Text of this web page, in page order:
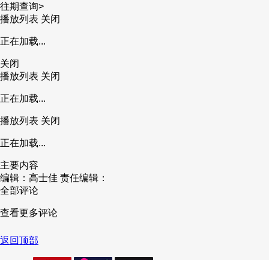
往期查询>
播放列表 关闭
正在加载...
关闭
播放列表 关闭
正在加载...
播放列表 关闭
正在加载...
主要内容
编辑：高士佳 责任编辑：
全部评论
查看更多评论
返回顶部